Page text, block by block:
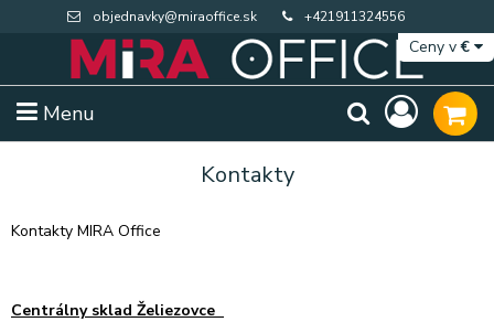
objednavky@miraoffice.sk +421911324556
Menu
Ceny v€
Kontakty
Kontakty MIRA Office
Centrálny sklad Želiezovce